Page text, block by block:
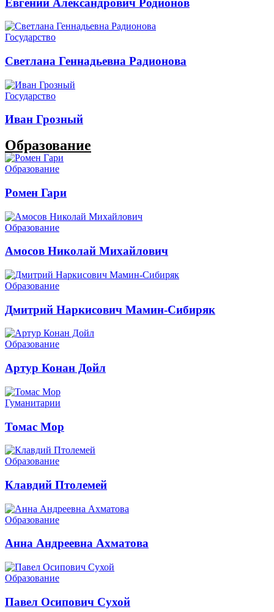
Государство
Светлана Геннадьевна Радионова
Государство
Иван Грозный
Образование
Образование
Ромен Гари
Образование
Амосов Николай Михайлович
Образование
Дмитрий Наркисович Мамин-Сибиряк
Образование
Артур Конан Дойл
Гуманитарии
Томас Мор
Образование
Клавдий Птолемей
Образование
Анна Андреевна Ахматова
Образование
Павел Осипович Сухой